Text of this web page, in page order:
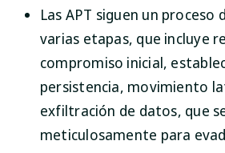
Las APT siguen un proceso
varias etapas, que incluye
compromiso inicial,
persistencia, movimiento
exfiltración de datos, que
meticulosamente para